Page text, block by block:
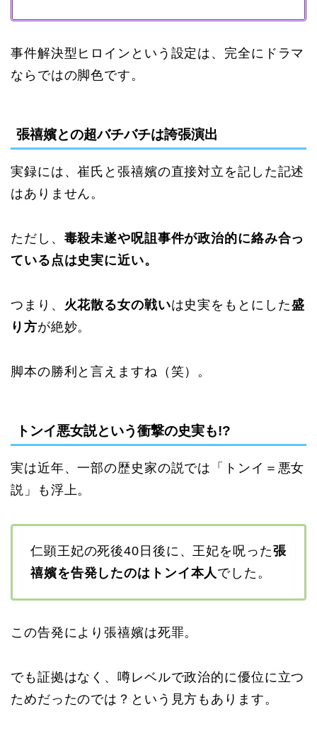
事件解決型ヒロインという設定は、完全にドラマ
ならではの脚色です。
張禧嬪との超バチバチは誇張演出
実録には、崔氏と張禧嬪の直接対立を記した記述
はありません。
ただし、 毒殺未遂や呪詛事件が政治的に絡み合っ
ている点は史実に近い。
つまり、 火花散る女の戦いは史実をもとにした盛
り方が絶妙。
脚本の勝利と言えますね（笑）。
トンイ悪女説という衝撃の史実も!?
実は近年、一部の歴史家の説では「トンイ＝悪女
説」も浮上。
仁顕王妃の死後40日後に、王妃を呪った張
禧嬪を告発したのはトンイ本人でした。
この告発により張禧嬪は死罪。
でも証拠はなく、噂レベルで政治的に優位に立つ
ためだったのでは？という見方もあります。